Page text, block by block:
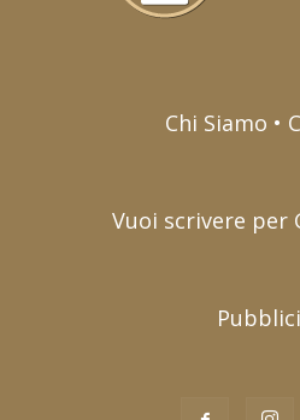
Chi Siamo •
Vuoi scrivere per